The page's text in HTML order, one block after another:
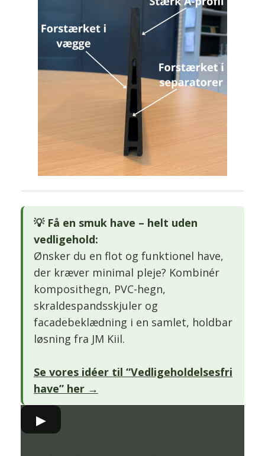
💡 Få en smuk have – helt uden
vedligehold:
Ønsker du en flot og funktionel have,
der kræver minimal pleje? Kombinér
komposithegn, PVC-hegn,
skraldespandsskjuler og
facadebeklædning i en samlet, holdbar
løsning fra JM Kiil.
Se vores idéer til “Vedligeholdelsesfri
have” her →
▶